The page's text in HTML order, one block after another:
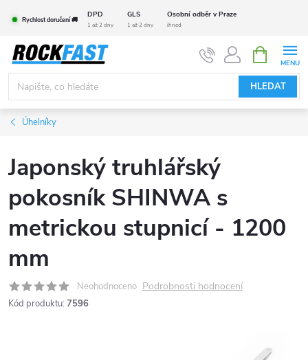
obsah
Rychlost doručení 🚚
DPD GLS Osobní odběr v Praze
1 až 2 dny 1 až 2 dny ihned
HLEDAT
NÁKUPNÍ
KOŠÍK
Úhelníky
Japonský truhlářský
pokosník SHINWA s
metrickou stupnicí - 1200
mm
Neohodnoceno Podrobnosti hodnocení
Kód produktu: 7596